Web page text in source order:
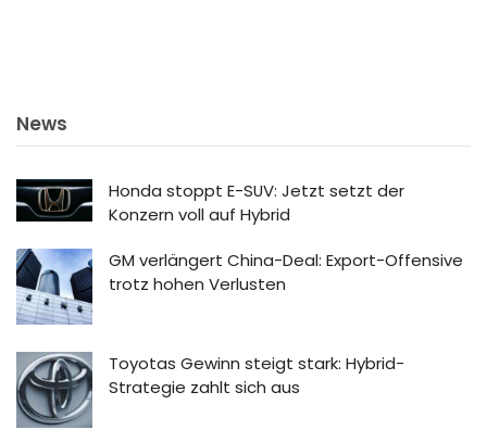
News
Honda stoppt E-SUV: Jetzt setzt der
Konzern voll auf Hybrid
GM verlängert China-Deal: Export-Offensive
trotz hohen Verlusten
Toyotas Gewinn steigt stark: Hybrid-
Strategie zahlt sich aus